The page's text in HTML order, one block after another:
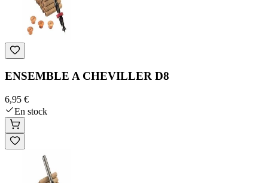
ENSEMBLE A CHEVILLER D8
6,95 €
En stock